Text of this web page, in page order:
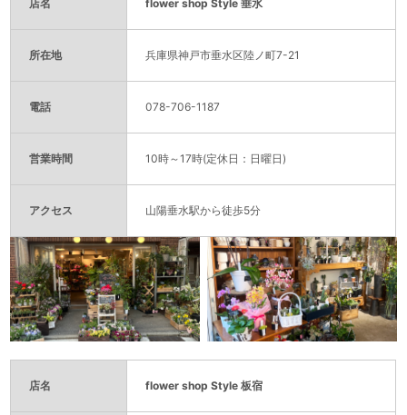
店名 flower shop Style 垂水
所在地 兵庫県神戸市垂水区陸ノ町7-21
電話 078-706-1187
営業時間 10時～17時(定休日：日曜日)
アクセス 山陽垂水駅から徒歩5分
店名 flower shop Style 板宿